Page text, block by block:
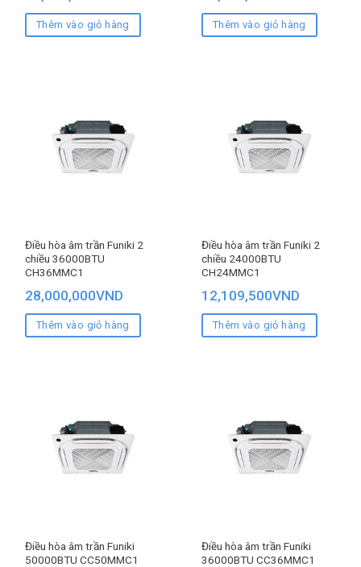
Thêm vào giỏ hàng Thêm vào giỏ hàng
Điều hòa âm trần Funiki 2
chiều 36000BTU
CH36MMC1
28,000,000VND
Thêm vào giỏ hàng
Điều hòa âm trần Funiki 2
chiều 24000BTU
CH24MMC1
12,109,500VND
Thêm vào giỏ hàng
Điều hòa âm trần Funiki
50000BTU CC50MMC1
Điều hòa âm trần Funiki
36000BTU CC36MMC1